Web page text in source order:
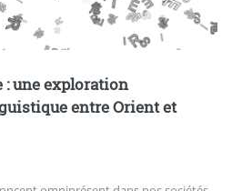
: une exploration
entre Orient et